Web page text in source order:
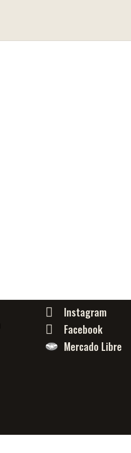
Instagram
Facebook
Mercado Libre